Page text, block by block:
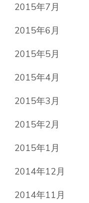
2015年7月
2015年6月
2015年5月
2015年4月
2015年3月
2015年2月
2015年1月
2014年12月
2014年11月